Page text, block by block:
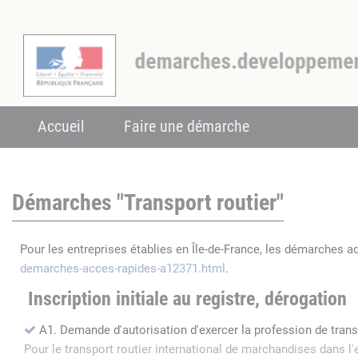
Accueil Faire une démarche
Démarches "Transport routier"
Pour les entreprises établies en Île-de-France, les
demarches-acces-rapides-a12371.html .
Inscription initiale au registre, dérogation
A1. Demande d'autorisation d'exercer la profession de
Pour le transport routier international de marchandises dans